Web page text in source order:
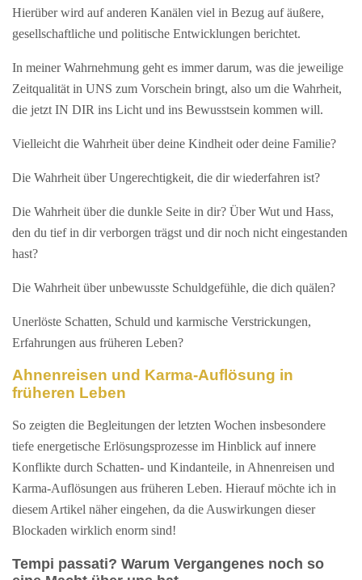
Hierüber wird auf anderen Kanälen viel in Bezug auf äußere,
gesellschaftliche und politische Entwicklungen berichtet.
In meiner Wahrnehmung geht es immer darum, was die jeweilige
Zeitqualität in UNS zum Vorschein bringt, also um die Wahrheit,
die jetzt IN DIR ins Licht und ins Bewusstsein kommen will.
Vielleicht die Wahrheit über deine Kindheit oder deine Familie?
Die Wahrheit über Ungerechtigkeit, die dir wiederfahren ist?
Die Wahrheit über die dunkle Seite in dir? Über Wut und Hass,
den du tief in dir verborgen trägst und dir noch nicht eingestanden
hast?
Die Wahrheit über unbewusste Schuldgefühle, die dich quälen?
Unerlöste Schatten, Schuld und karmische Verstrickungen,
Erfahrungen aus früheren Leben?
Ahnenreisen und Karma-Auflösung in
früheren Leben
So zeigten die Begleitungen der letzten Wochen insbesondere
tiefe energetische Erlösungsprozesse im Hinblick auf innere
Konflikte durch Schatten- und Kindanteile, in Ahnenreisen und
Karma-Auflösungen aus früheren Leben. Hierauf möchte ich in
diesem Artikel näher eingehen, da die Auswirkungen dieser
Blockaden wirklich enorm sind!
Tempi passati? Warum Vergangenes noch so